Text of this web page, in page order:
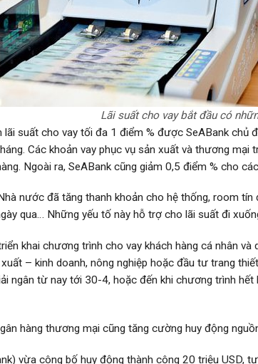
Lãi suất cho vay bắt đầu có
suất cho vay tối đa 1 điểm % được SeABank chủ
Các khoản vay phục vụ sản xuất và thương
Ngoài ra, SeABank cũng giảm 0,5 điểm % cho
nước đã tăng thanh khoản cho hệ thống, room
qua… Những yếu tố này hỗ trợ cho lãi suất đi
khai chương trình cho vay khách hàng cá nhân
– kinh doanh, nông nghiệp hoặc đầu tư trang
ngân từ nay tới 30-4, hoặc đến khi chương trình
hàng thương mại cũng tăng cường huy động
vừa công bố huy động thành công 20 triệu